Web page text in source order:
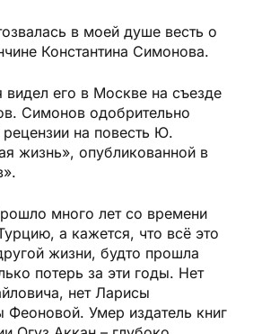
в моей душе весть о
Константина Симонова.
видел его в Москве на съезде
Симонов одобрительно
на повесть Ю.
жизнь», опубликованной в
много лет со времени
а кажется, что всё это
жизни, будто прошла
потерь за эти годы. Нет
нет Ларисы
Умер издатель книг